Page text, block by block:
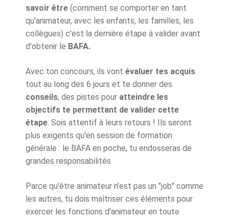
savoir être (comment se comporter en tant
qu'animateur, avec les enfants, les familles, les
collègues) c'est la dernière étape à valider avant
d'obtenir le BAFA.
Avec ton concours, ils vont évaluer tes acquis
tout au long des 6 jours et te donner des
conseils, des pistes pour atteindre les
objectifs te permettant de valider cette
étape . Sois attentif à leurs retours ! Ils seront
plus exigents qu'en session de formation
générale : le BAFA en poche, tu endosseras de
grandes responsabilités.
Parce qu'être animateur n'est pas un "job" comme
les autres, tu dois maîtriser ces éléments pour
exercer les fonctions d'animateur en toute